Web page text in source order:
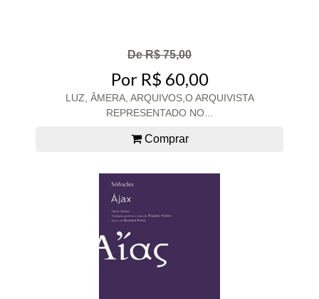
De R$ 75,00
Por R$ 60,00
LUZ, ÂMERA, ARQUIVOS,O ARQUIVISTA
REPRESENTADO NO...
Comprar